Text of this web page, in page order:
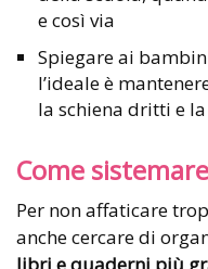
e così via
Spiegare ai
l’ideale è
la schiena dritti e
Come
Per non affaticare
anche cercare di